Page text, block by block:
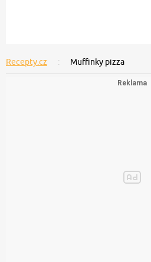
Recepty.cz Muffinky pizza